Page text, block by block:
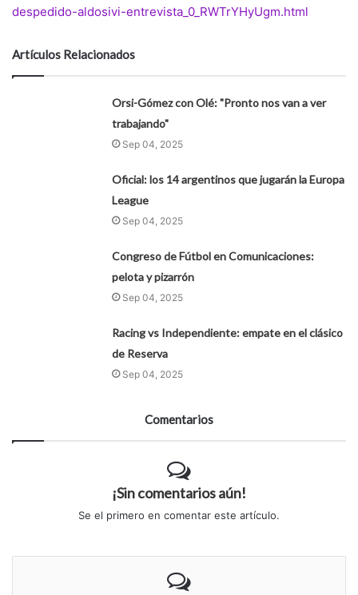
despedido-aldosivi-entrevista_0_RWTrYHyUgm.html
Artículos Relacionados
Orsi-Gómez con Olé: "Pronto nos van a ver
trabajando"
Sep 04, 2025
Oficial: los 14 argentinos que jugarán la Europa
League
Sep 04, 2025
Congreso de Fútbol en Comunicaciones:
pelota y pizarrón
Sep 04, 2025
Racing vs Independiente: empate en el clásico
de Reserva
Sep 04, 2025
Comentarios
¡Sin comentarios aún!
Se el primero en comentar este artículo.